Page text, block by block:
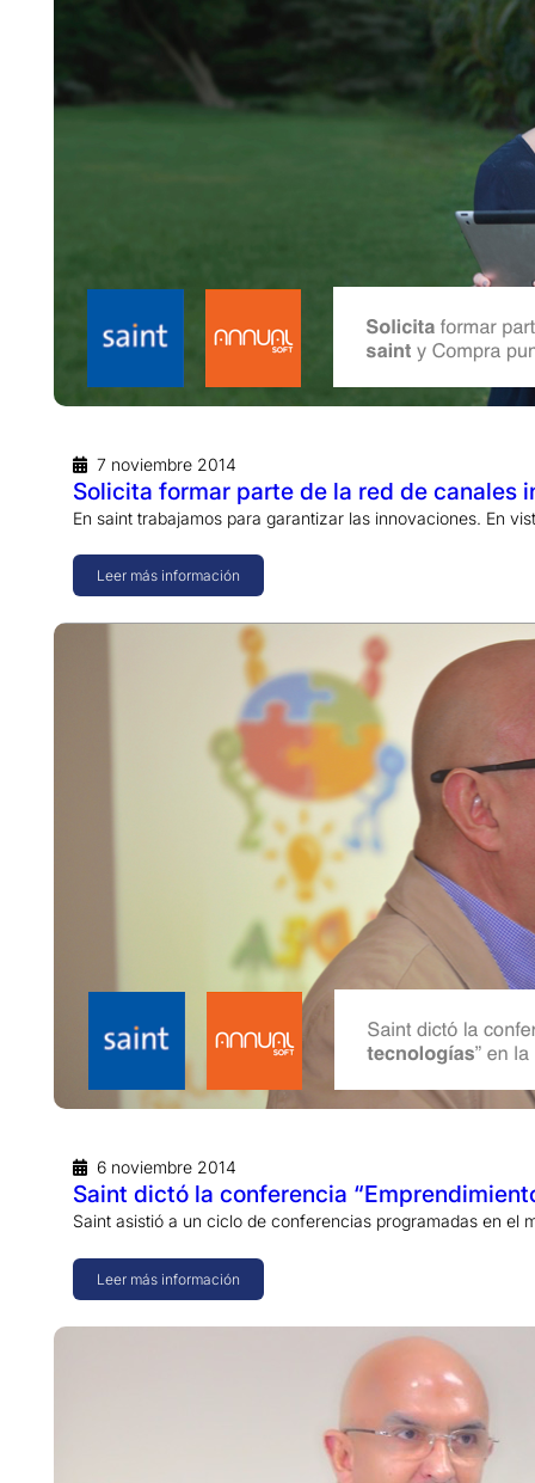
7 noviembre 2014
Solicita formar parte de la red de canales
En saint trabajamos para garantizar las innovaciones. En
Leer más información
6 noviembre 2014
Saint dictó la conferencia
Saint asistió a un ciclo de conferencias programadas en el
Leer más información